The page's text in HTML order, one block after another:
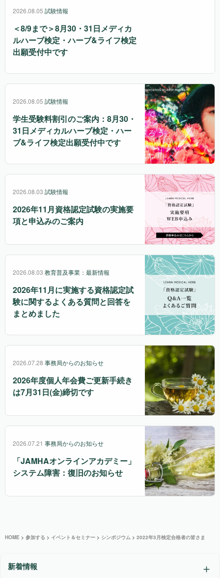
2026.08.05 試験情報
＜8/9まで＞8月30・31日メディカ
ルハーブ検定・ハーブ&ライフ検定
出願受付中です
2026.08.05 試験情報
学生受験料割引のご案内：8月30・
31日メディカルハーブ検定・ハー
ブ&ライフ検定出願受付中です
2026.08.03 試験情報
2026年11月資格認定試験の実施要
項と申込みのご案内
2026.08.03 教育普及事業：最新情報
2026年11月に実施する資格認定試
験に関するよくある質問と回答を
まとめました
2026.07.28 事務局からのお知らせ
2026年度個人年会費ご更新手続き
は7月31日(金)締切です
2026.07.21 事務局からのお知らせ
「JAMHAオンラインアカデミー」
システム障害：復旧のお知らせ
HOME > 参加する > イベント＆セミナー > シンポジウム > 2022年3月検定合格者の皆さま
新着情報